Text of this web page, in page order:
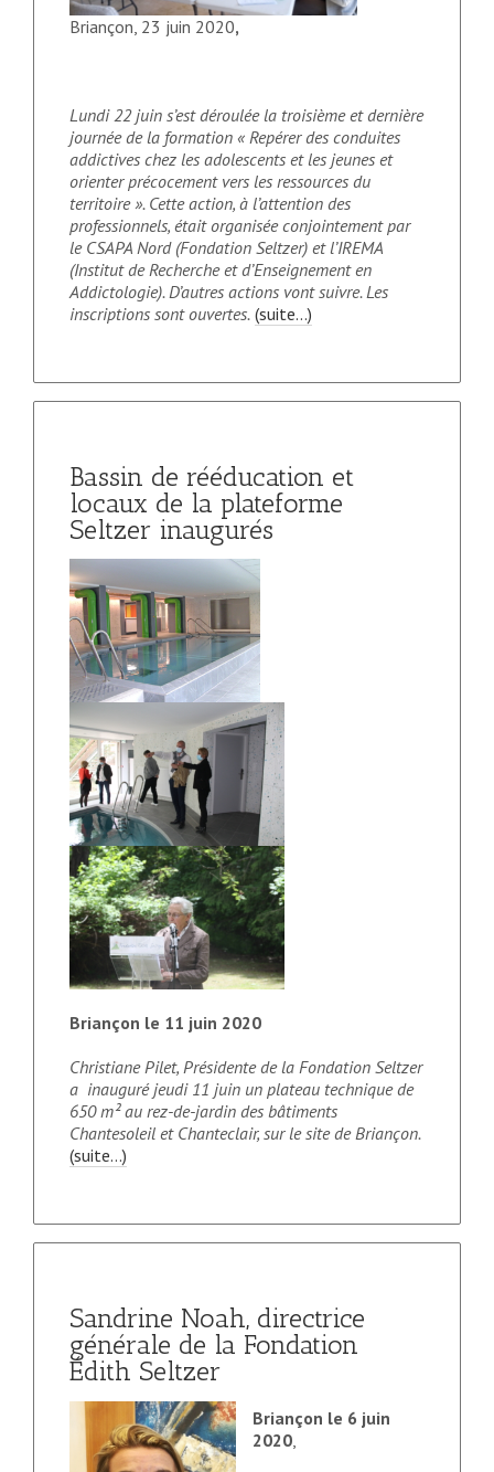
Briançon, 23 juin 2020,
Lundi 22 juin s’est déroulée la troisième et dernière
journée de la formation « Repérer des conduites
addictives chez les adolescents et les jeunes et
orienter précocement vers les ressources du
territoire ». Cette action, à l’attention des
professionnels, était organisée conjointement par
le CSAPA Nord (Fondation Seltzer) et l’IREMA
(Institut de Recherche et d’Enseignement en
Addictologie). D’autres actions vont suivre. Les
inscriptions sont ouvertes. (suite…)
Bassin de rééducation et
locaux de la plateforme
Seltzer inaugurés
Briançon le 11 juin 2020
Christiane Pilet, Présidente de la Fondation Seltzer
a inauguré jeudi 11 juin un plateau technique de
650 m² au rez-de-jardin des bâtiments
Chantesoleil et Chanteclair, sur le site de Briançon.
(suite…)
Sandrine Noah, directrice
générale de la Fondation
Édith Seltzer
Briançon le 6 juin
2020,